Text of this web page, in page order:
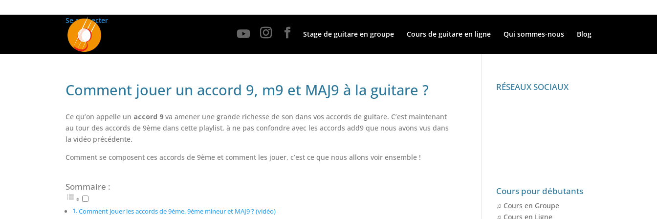
Stage de guitare en groupe Cours de guitare en ligne Qui sommes-nous Blog
Se connecter
Comment jouer un accord 9, m9 et MAJ9 à la guitare ?
Ce qu’on appelle un accord 9 va amener une grande richesse de son dans vos accords de guitare. C’est maintenant
au tour des accords de 9ème dans cette playlist, à ne pas confondre avec les accords add9 que nous avons vus dans
la vidéo précédente.
Comment se composent ces accords de 9ème et comment les jouer, c’est ce que nous allons voir ensemble !
Sommaire :
Comment jouer les accords de 9ème, 9ème mineur et MAJ9 ? (vidéo)
RÉSEAUX SOCIAUX
Cours pour débutants
♫ Cours en Groupe
♫ Cours en Ligne